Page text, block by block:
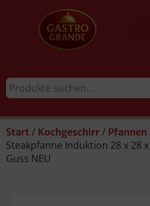
Start / Kochgeschirr / Pfannen
Steakpfanne Induktion 28 x 28
Guss NEU